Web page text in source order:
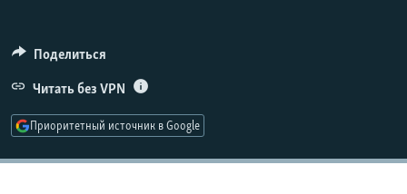
ПОДПИШИТЕСЬ НА РАССЫЛКУ
СОЦИАЛЬНЫЕ СЕТИ
Поделиться
Читать без VPN
Приоритетный источник в Google